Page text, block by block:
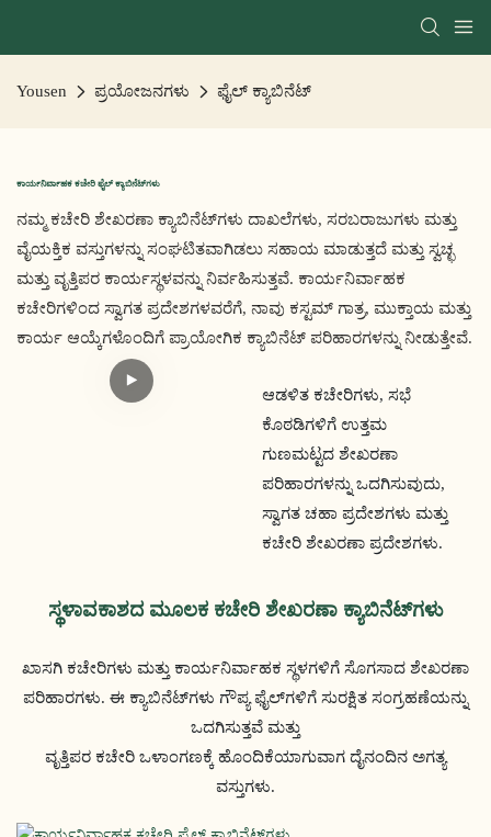
Yousen ಪ್ರಯೋಜನಗಳು ಫೈಲ್ ಕ್ಯಾಬಿನೆಟ್
ಕಾರ್ಯನಿರ್ವಾಹಕ ಕಚೇರಿ ಫೈಲ್ ಕ್ಯಾಬಿನೆಟ್‌ಗಳು
ನಮ್ಮ ಕಚೇರಿ ಶೇಖರಣಾ ಕ್ಯಾಬಿನೆಟ್‌ಗಳು ದಾಖಲೆಗಳು, ಸರಬರಾಜುಗಳು ಮತ್ತು
ವೈಯಕ್ತಿಕ ವಸ್ತುಗಳನ್ನು ಸಂಘಟಿತವಾಗಿಡಲು ಸಹಾಯ ಮಾಡುತ್ತದೆ ಮತ್ತು ಸ್ವಚ್ಛ
ಮತ್ತು ವೃತ್ತಿಪರ ಕಾರ್ಯಸ್ಥಳವನ್ನು ನಿರ್ವಹಿಸುತ್ತವೆ. ಕಾರ್ಯನಿರ್ವಾಹಕ
ಕಚೇರಿಗಳಿಂದ ಸ್ವಾಗತ ಪ್ರದೇಶಗಳವರೆಗೆ, ನಾವು ಕಸ್ಟಮ್ ಗಾತ್ರ, ಮುಕ್ತಾಯ ಮತ್ತು
ಕಾರ್ಯ ಆಯ್ಕೆಗಳೊಂದಿಗೆ ಪ್ರಾಯೋಗಿಕ ಕ್ಯಾಬಿನೆಟ್ ಪರಿಹಾರಗಳನ್ನು ನೀಡುತ್ತೇವೆ.
ಆಡಳಿತ ಕಚೇರಿಗಳು, ಸಭೆ
ಕೊಠಡಿಗಳಿಗೆ ಉತ್ತಮ
ಗುಣಮಟ್ಟದ ಶೇಖರಣಾ
ಪರಿಹಾರಗಳನ್ನು ಒದಗಿಸುವುದು,
ಸ್ವಾಗತ ಚಹಾ ಪ್ರದೇಶಗಳು ಮತ್ತು
ಕಚೇರಿ ಶೇಖರಣಾ ಪ್ರದೇಶಗಳು.
ಸ್ಥಳಾವಕಾಶದ ಮೂಲಕ ಕಚೇರಿ ಶೇಖರಣಾ ಕ್ಯಾಬಿನೆಟ್‌ಗಳು
ಖಾಸಗಿ ಕಚೇರಿಗಳು ಮತ್ತು ಕಾರ್ಯನಿರ್ವಾಹಕ ಸ್ಥಳಗಳಿಗೆ ಸೊಗಸಾದ ಶೇಖರಣಾ
ಪರಿಹಾರಗಳು. ಈ ಕ್ಯಾಬಿನೆಟ್‌ಗಳು ಗೌಪ್ಯ ಫೈಲ್‌ಗಳಿಗೆ ಸುರಕ್ಷಿತ ಸಂಗ್ರಹಣೆಯನ್ನು
ಒದಗಿಸುತ್ತವೆ ಮತ್ತು
ವೃತ್ತಿಪರ ಕಚೇರಿ ಒಳಾಂಗಣಕ್ಕೆ ಹೊಂದಿಕೆಯಾಗುವಾಗ ದೈನಂದಿನ ಅಗತ್ಯ
ವಸ್ತುಗಳು.